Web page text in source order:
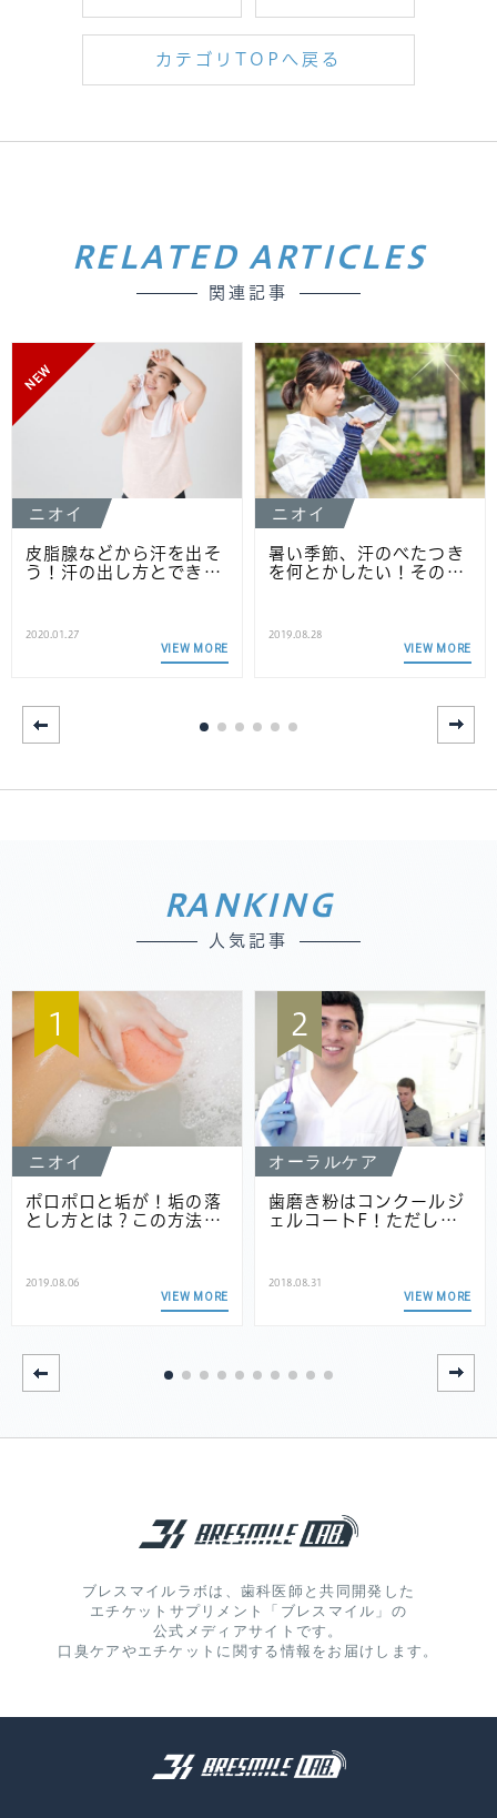
カテゴリTOPへ戻る
RELATED ARTICLES
関連記事
NEW
ニオイ
皮脂腺などから汗を出そ
う！汗の出し方とでき…
2020.01.27
VIEW MORE
ニオイ
暑い季節、汗のべたつき
を何とかしたい！その…
2019.08.28
VIEW MORE
RANKING
人気記事
1
ニオイ
ポロポロと垢が！垢の落
とし方とは？この方法…
2019.08.06
VIEW MORE
2
オーラルケア
歯磨き粉はコンクールジ
ェルコートF！ただし…
2018.08.31
VIEW MORE
ブレスマイルラボは、歯科医師と共同開発した
エチケットサプリメント「ブレスマイル」の
公式メディアサイトです。
口臭ケアやエチケットに関する情報をお届けします。